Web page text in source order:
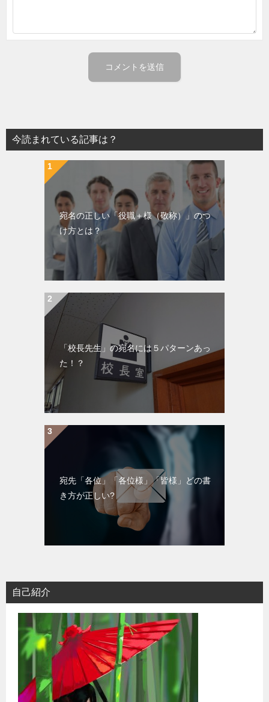
今読まれている記事は？
宛名の正しい「役職＋様（敬称）」のつ
け方とは？
「校長先生」の宛名には５パターンあっ
た！？
宛先「各位」「各位様」「皆様」どの書
き方が正しい?
自己紹介